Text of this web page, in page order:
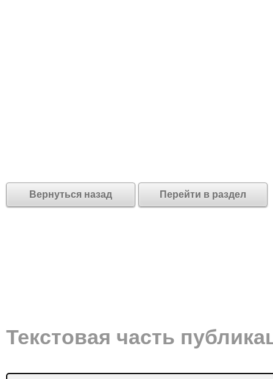
Вернуться назад Перейти в раздел
Текстовая часть